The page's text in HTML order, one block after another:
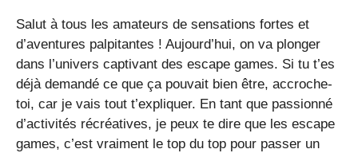
Salut à tous les amateurs de sensations fortes et
d’aventures palpitantes ! Aujourd’hui, on va plonger
dans l’univers captivant des escape games. Si tu t’es
déjà demandé ce que ça pouvait bien être, accroche-
toi, car je vais tout t’expliquer. En tant que passionné
d’activités récréatives, je peux te dire que les escape
games, c’est vraiment le top du top pour passer un